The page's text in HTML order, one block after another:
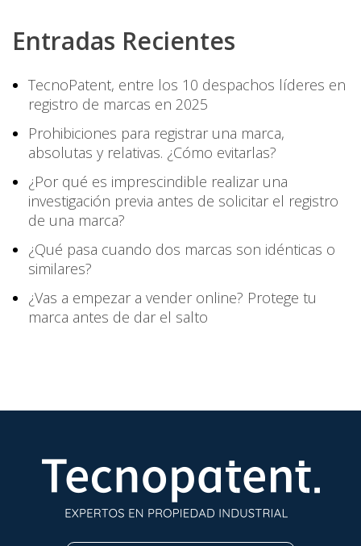
Entradas Recientes
TecnoPatent, entre los 10 despachos líderes en
registro de marcas en 2025
Prohibiciones para registrar una marca,
absolutas y relativas. ¿Cómo evitarlas?
¿Por qué es imprescindible realizar una
investigación previa antes de solicitar el registro
de una marca?
¿Qué pasa cuando dos marcas son idénticas o
similares?
¿Vas a empezar a vender online? Protege tu
marca antes de dar el salto